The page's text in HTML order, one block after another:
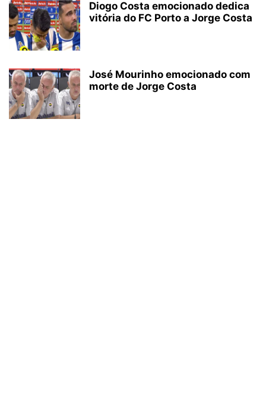
Diogo Costa emocionado dedica
vitória do FC Porto a Jorge Costa
José Mourinho emocionado com
morte de Jorge Costa